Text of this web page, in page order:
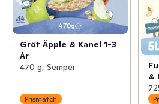
endast naturligt förekommande
Gröt Äpple & Kanel 1-3
År
470 g, Semper
Prismatch
&